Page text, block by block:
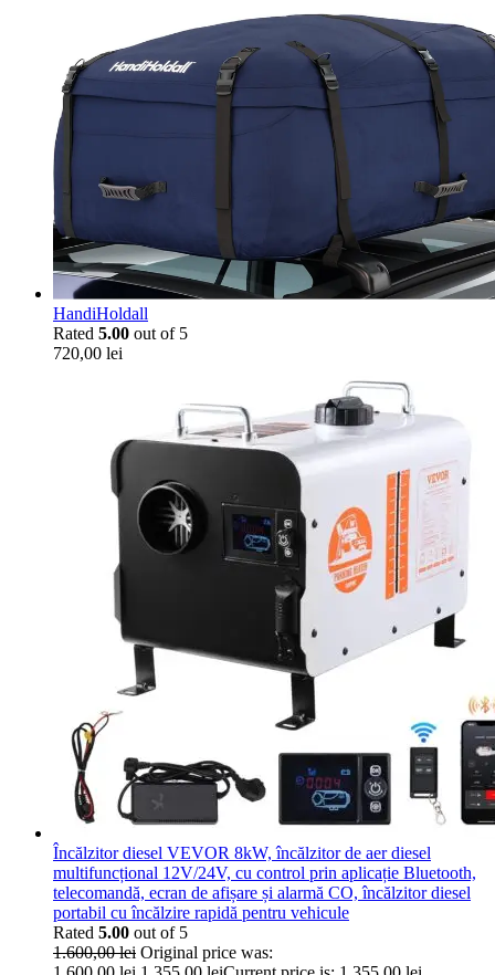
HandiHoldall
Rated 5.00 out of 5
720,00 lei
Încălzitor diesel VEVOR 8kW, încălzitor de aer diesel
multifuncțional 12V/24V, cu control prin aplicație Bluetooth,
telecomandă, ecran de afișare și alarmă CO, încălzitor diesel
portabil cu încălzire rapidă pentru vehicule
Rated 5.00 out of 5
1.600,00lei Original price was: